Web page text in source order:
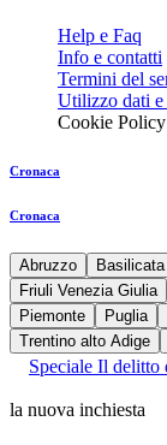
Help e Faq
Info e contatti
Termini del
Utilizzo dati
Cookie Policy
Cronaca
Cronaca
Abruzzo Basilicata
Friuli Venezia Giulia
Piemonte
Puglia
Trentino alto Adige
Speciale Il delitto
la nuova inchiesta